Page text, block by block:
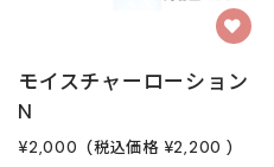
モイスチャーローション
N
¥2,000 (税込価格 ¥2,200 )